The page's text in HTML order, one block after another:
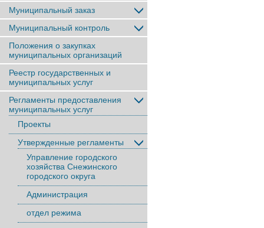
Муниципальный заказ
Муниципальный контроль
Положения о закупках
муниципальных организаций
Реестр государственных и
муниципальных услуг
Регламенты предоставления
муниципальных услуг
Проекты
Утвержденные регламенты
Управление городского
хозяйства Снежинского
городского округа
Администрация
отдел режима